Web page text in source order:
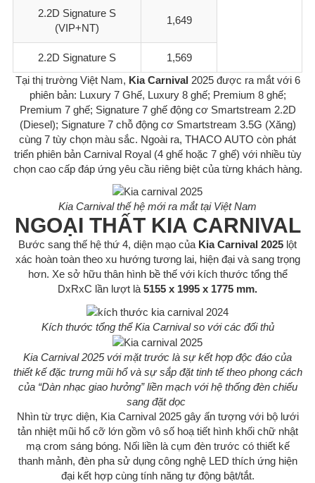
2.2D Signature S
(VIP+NT)
1,649
2.2D Signature S
1,569
Tại thị trường Việt Nam, Kia Carnival 2025 được ra mắt với 6
phiên bản: Luxury 7 Ghế, Luxury 8 ghế; Premium 8 ghế;
Premium 7 ghế; Signature 7 ghế động cơ Smartstream 2.2D
(Diesel); Signature 7 chỗ động cơ Smartstream 3.5G (Xăng)
cùng 7 tùy chọn màu sắc. Ngoài ra, THACO AUTO còn phát
triển phiên bản Carnival Royal (4 ghế hoặc 7 ghế) với nhiều tùy
chọn cao cấp đáp ứng yêu cầu riêng biệt của từng khách hàng.
Kia Carnival thế hệ mới ra mắt tại Việt Nam
NGOẠI THẤT KIA CARNIVAL
Bước sang thế hệ thứ 4, diện mạo của Kia Carnival 2025 lột
xác hoàn toàn theo xu hướng tương lai, hiện đại và sang trọng
hơn. Xe sở hữu thân hình bề thế với kích thước tổng thể
DxRxC lần lượt là 5155 x 1995 x 1775 mm.
Kích thước tổng thể Kia Carnival so với các đối thủ
Kia Carnival 2025 với mặt trước là sự kết hợp độc đáo của
thiết kế đặc trưng mũi hổ và sự sắp đặt tinh tế theo phong cách
của “Dàn nhạc giao hưởng” liền mạch với hệ thống đèn chiếu
sang đặt dọc
Nhìn từ trực diện, Kia Carnival 2025 gây ấn tượng với bộ lưới
tản nhiệt mũi hổ cỡ lớn gồm vô số hoạ tiết hình khối chữ nhật
mạ crom sáng bóng. Nối liền là cụm đèn trước có thiết kế
thanh mảnh, đèn pha sử dụng công nghệ LED thích ứng hiện
đại kết hợp cùng tính năng tự động bật/tắt.